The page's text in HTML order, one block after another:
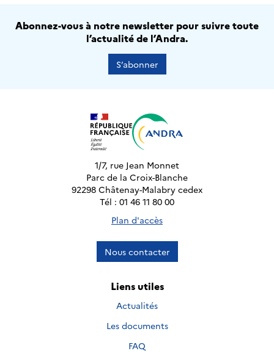
Abonnez-vous à notre newsletter pour suivre toute
l’actualité de l’Andra.
S’abonner
1/7, rue Jean Monnet
Parc de la Croix-Blanche
92298 Châtenay-Malabry cedex
Tél : 01 46 11 80 00
Plan d'accès
Nous contacter
Liens utiles
Actualités
Les documents
FAQ